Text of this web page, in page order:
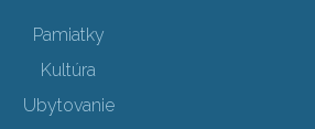
Pamiatky
Kultúra
Ubytovanie